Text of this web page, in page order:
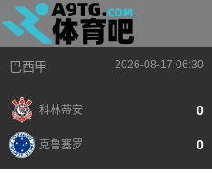
巴西甲 2026-08-17 06:30
科林蒂安 0
克鲁塞罗 0